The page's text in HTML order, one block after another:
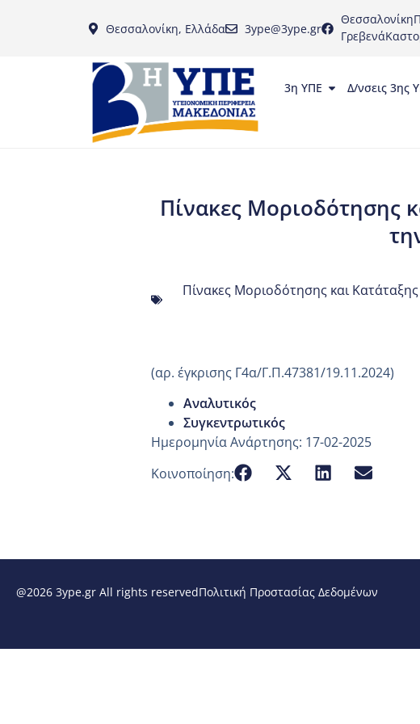
Θεσσαλονίκη, Ελλάδα 3ype@3ype.gr
Θεσσαλονίκη
Γρεβενά
3η ΥΠΕ Δ/νσεις 3ης
Πίνακες Μοριοδότησης
Πίνακες Μοριοδότησης και
(αρ. έγκρισης Γ4α/Γ.Π.47381/19.11.2024)
Αναλυτικός
Συγκεντρωτικός
Ημερομηνία Ανάρτησης: 17-02-2025
Κοινοποίηση:
@2026 3ype.gr All rights reservedΠολιτική Προστασίας Δεδομένων